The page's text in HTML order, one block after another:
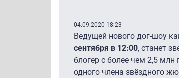
04.09.2020 18:23
Ведущей нового дог-шоу
сентября в 12:00, станет
блогер с более чем 2,5
одного члена звёздного